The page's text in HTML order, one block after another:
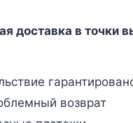
доставка в точки
возврат